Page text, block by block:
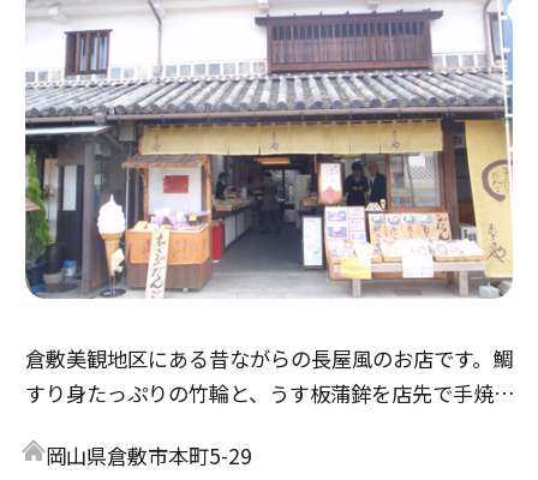
倉敷美観地区にある昔ながらの長屋風のお店です。鯛
すり身たっぷりの竹輪と、うす板蒲鉾を店先で手焼き
地ビール、焼きたて鯛竹輪セットは絶品で、やみつき
岡山県倉敷市本町5-29